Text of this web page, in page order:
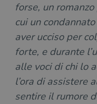
forse, un
cui un
aver ucciso per
forte, e durante
alle voci di chi lo
l’ora di assistere
sentire il rumore